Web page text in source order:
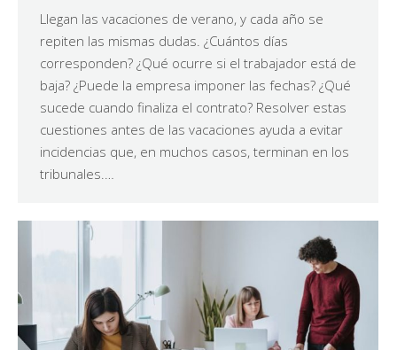
Llegan las vacaciones de verano, y cada año se
repiten las mismas dudas. ¿Cuántos días
corresponden? ¿Qué ocurre si el trabajador está de
baja? ¿Puede la empresa imponer las fechas? ¿Qué
sucede cuando finaliza el contrato? Resolver estas
cuestiones antes de las vacaciones ayuda a evitar
incidencias que, en muchos casos, terminan en los
tribunales.…